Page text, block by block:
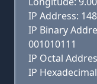
IP Address:
IP Binary
001010111
IP Octal
IP